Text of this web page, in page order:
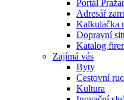
Portál
Adresář
Kalkulačka
Dopravní
Katalog
Zajímá vás
Byty
Cestovní
Kultura